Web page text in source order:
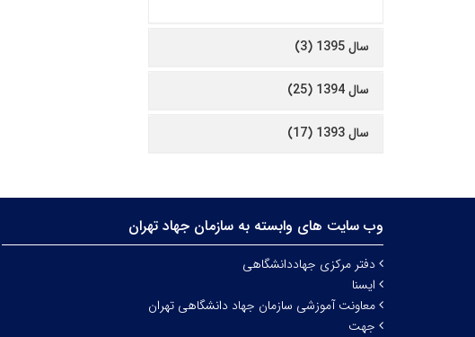
سال 1395 (3)
سال 1394 (25)
سال 1393 (17)
وب سایت های وابسته به سازمان جهاد تهران
دفتر مرکزی جهاددانشگاهی
ایسنا
معاونت آموزشی سازمان جهاد دانشگاهی تهران
جهت